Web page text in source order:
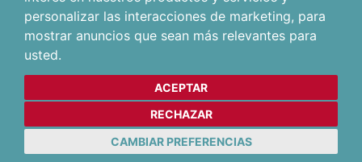
personalizar las interacciones de marketing, para
mostrar anuncios que sean más relevantes para
usted.
ACEPTAR
RECHAZAR
CAMBIAR PREFERENCIAS